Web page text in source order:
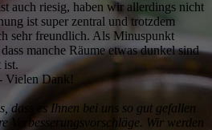
auch riesig, haben wir allerdings nicht
ist super zentral und trotzdem
sehr freundlich. Als Minuspunkt
manche Räume etwas dunkel sind
ist.
Vielen Dank!
dass es Ihnen bei uns so gut gefallen
Verbesserungsvorschlä­ge.­ Wir werden